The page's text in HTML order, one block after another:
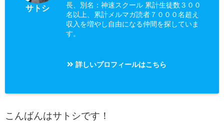
サトシ
長、別名：神速スクール 累計生徒数３００
名以上、累計メルマガ読者７０００名超え
収入を増やし自由になる仲間を探していま
す。
詳しいプロフィールはこちら
こんばんはサトシです！